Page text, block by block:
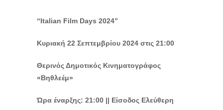
“Italian Film Days 2024”
Κυριακή 22 Σεπτεμβρίου 2024 στις 21:00
Θερινός Δημοτικός Κινηματογράφος
«Βηθλεέμ»
Ώρα έναρξης: 21:00 || Είσοδος Ελεύθερη